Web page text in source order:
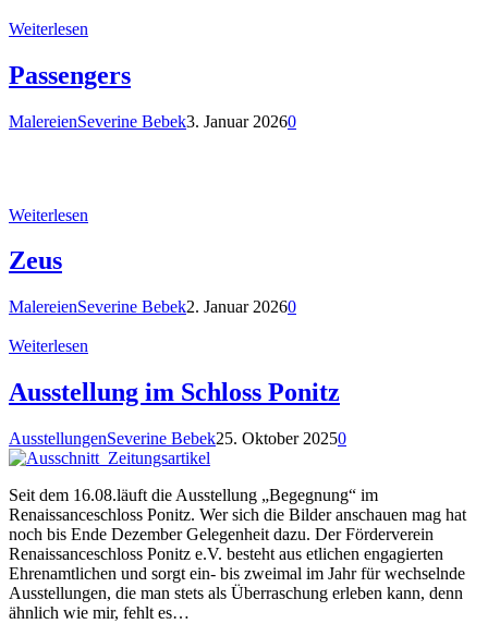
Weiterlesen
Passengers
MalereienSeverine Bebek3. Januar 20260
Weiterlesen
Zeus
MalereienSeverine Bebek2. Januar 20260
Weiterlesen
Ausstellung im Schloss Ponitz
AusstellungenSeverine Bebek25. Oktober 20250
Seit dem 16.08.läuft die Ausstellung „Begegnung“ im
Renaissanceschloss Ponitz. Wer sich die Bilder anschauen mag hat
noch bis Ende Dezember Gelegenheit dazu. Der Förderverein
Renaissanceschloss Ponitz e.V. besteht aus etlichen engagierten
Ehrenamtlichen und sorgt ein- bis zweimal im Jahr für wechselnde
Ausstellungen, die man stets als Überraschung erleben kann, denn
ähnlich wie mir, fehlt es…